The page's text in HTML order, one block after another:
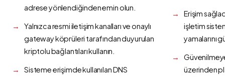
adrese yönlendiğinden emin olun.
Yalnızca resmi iletişim kanalları ve onaylı
gateway köprüleri tarafından duyurulan
kriptolu bağlantıları kullanın.
Sisteme erişimde kullanılan DNS
Erişim
işletim
yamalarını
üzerinden